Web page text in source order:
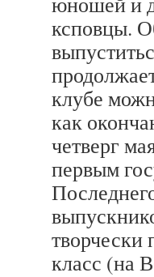
ксповцы.
клубе
как
четверг
первым
творчески
класс (на